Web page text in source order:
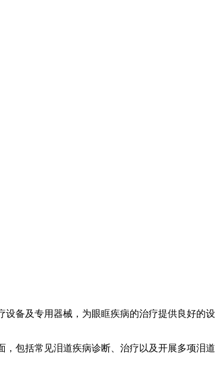
备及专用器械，为眼眶疾病的治疗提供良好的设
包括常见泪道疾病诊断、治疗以及开展多项泪道